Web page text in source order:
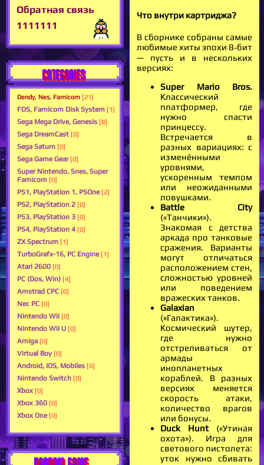
Обратная связь
1111111
CATEGORIES
Dendy, Nes, Famicom [21]
FDS, Famicom Disk System [1]
Sega Mega Drive, Genesis [8]
Sega DreamCast [0]
Sega Saturn [0]
Sega Game Gear [0]
Super Nintendo, Snes, Super
Famicom [0]
PS1, PlayStation 1, PSOne [2]
PS2, PlayStation 2 [0]
PS3, PlayStation 3 [0]
PS4, PlayStation 4 [0]
ZX Spectrum [1]
TurboGrafx-16, PC Engine [1]
Atari 2600 [0]
PC (Dos, Win) [4]
Amstrad CPC [0]
Nec PC [0]
Nintendo Wii [0]
Nintendo Wii U [0]
Amiga [0]
Virtual Boy [0]
Android, IOS, Mobiles [0]
Nintendo Switch [0]
Xbox [0]
Xbox 360 [0]
Xbox One [0]
Что внутри картриджа?
В сборнике собраны самые
любимые хиты эпохи 8‑бит
— пусть и в нескольких
версиях:
Super Mario Bros.
Классический
платформер, где
нужно спасти
принцессу.
Встречается в
разных вариациях: с
изменёнными
уровнями,
ускоренным темпом
или неожиданными
ловушками.
Battle City
(«Танчики»).
Знакомая с детства
аркада про танковые
сражения. Варианты
могут отличаться
расположением стен,
сложностью уровней
или поведением
вражеских танков.
Galaxian
(«Галактика»).
Космический шутер,
где нужно
отстреливаться от
армады
инопланетных
кораблей. В разных
версиях меняется
скорость атаки,
количество врагов
или бонусы.
Duck Hunt(«Утиная
охота»). Игра для
светового пистолета:
уток нужно сбивать